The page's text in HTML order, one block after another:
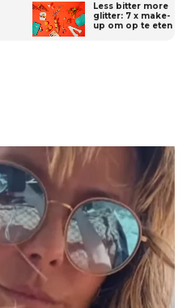
Less bitter more
glitter: 7 x make-
up om op te eten